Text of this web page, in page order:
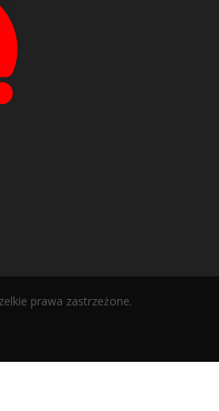
prawa zastrzeżone.